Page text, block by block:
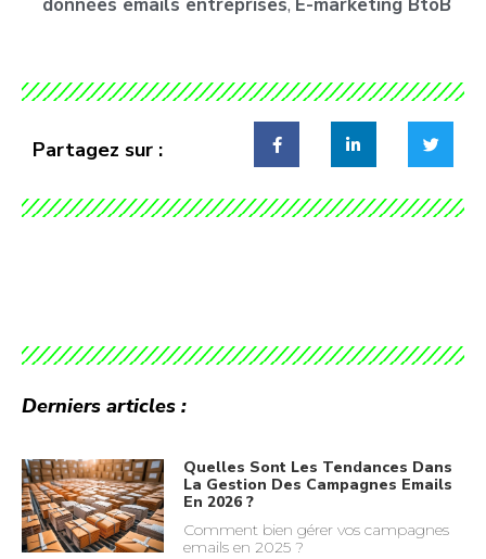
Partagez sur :
Derniers articles :
Quelles Sont Les Tendances Dans
La Gestion Des Campagnes Emails
En 2026 ?
Comment bien gérer vos campagnes
emails en 2025 ?